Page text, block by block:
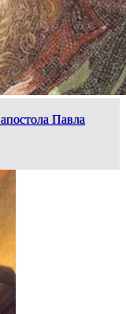
Павла